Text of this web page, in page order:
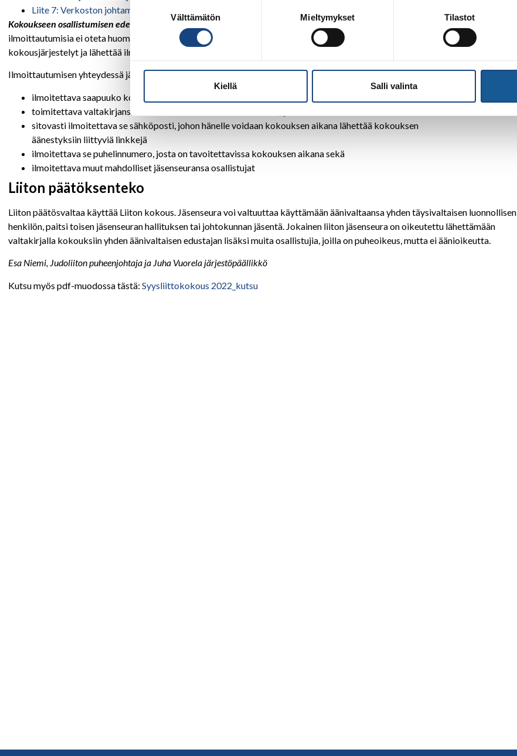
Välttämätön Mieltymykset Tilastot
Kiellä Salli valinta
Liite 7: Verkoston johtamisen malli 17.11.2022_Syysliittokokous
Kokoukseen osallistumisen edellytyksenä on ilmoittautuminen viimeistään torstaina 10.11.2022.
Tämän jälkeen tulleita
ilmoittautumisia ei oteta huomioon. Ilmoittautumisvaatimus on ehdoton, jotta järjestäjälle jää aikaa tehdä tarvittavat
kokousjärjestelyt ja lähettää ilmoittautuneille tarvittavat linkit.
Ilmoittautumisen yhteydessä jäsenen tai hänen edustajansa on viimeistään torstaina10.11.2022:
ilmoitettava saapuuko kokouspaikalle vai etänä
toimitettava valtakirjansa skannattuna osoitteeseen
sitovasti ilmoitettava se sähköposti, johon hänelle voidaan kokouksen aikana lähettää kokouksen
äänestyksiin liittyviä linkkejä
ilmoitettava se puhelinnumero, josta on tavoitettavissa kokouksen aikana sekä
ilmoitettava muut mahdolliset jäsenseuransa osallistujat
Liiton päätöksenteko
Liiton päätösvaltaa käyttää Liiton kokous. Jäsenseura voi valtuuttaa käyttämään äänivaltaansa yhden täysivaltaisen luonnollisen
henkilön, paitsi toisen jäsenseuran hallituksen tai johtokunnan jäsentä. Jokainen liiton jäsenseura on oikeutettu lähettämään
valtakirjalla kokouksiin yhden äänivaltaisen edustajan lisäksi muita osallistujia, joilla on puheoikeus, mutta ei äänioikeutta.
Esa Niemi, Judoliiton puheenjohtaja ja Juha Vuorela järjestöpäällikkö
Kutsu myös pdf-muodossa tästä: Syysliittokokous 2022_kutsu